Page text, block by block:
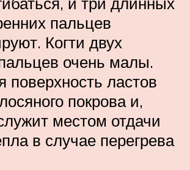
пальцев
Когти двух
очень малы.
поверхность ластов
покрова и,
местом отдачи
в случае перегрева